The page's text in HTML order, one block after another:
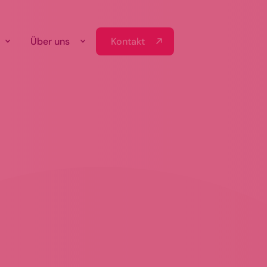
Über uns Kontakt